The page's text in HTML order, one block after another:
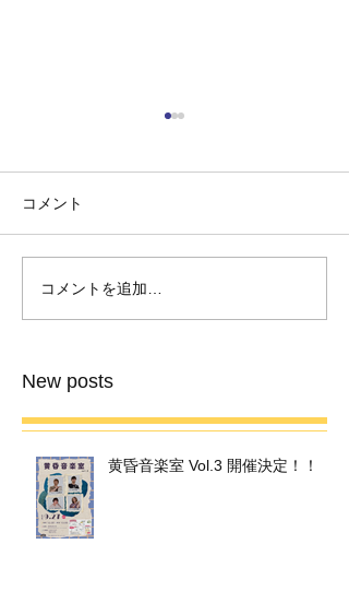
新番組、1月4日放送スタ
ート「mem」
コメント
コメントを追加…
New posts
黄昏音楽室 Vol.3 開催決定！！